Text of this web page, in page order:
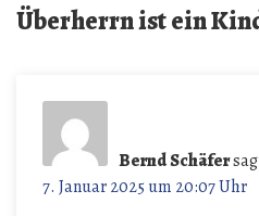
Überherrn ist ein
Bernd Schäfer
7. Januar 2025 um 20:07 Uhr